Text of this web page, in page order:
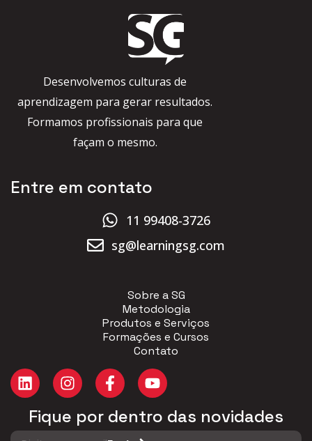
Desenvolvemos culturas de
aprendizagem para gerar resultados.
Formamos profissionais para que
façam o mesmo.
Entre em contato
11 99408-3726
sg@learningsg.com
Sobre a SG
Metodologia
Produtos e Serviços
Formações e Cursos
Contato
Fique por dentro das novidades